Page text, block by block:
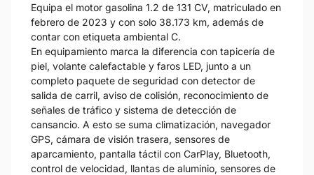
Equipa el motor gasolina 1.2 de 131 CV, matriculado en
febrero de 2023 y con solo 38.173 km, además de
contar con etiqueta ambiental C.
En equipamiento marca la diferencia con tapicería de
piel, volante calefactable y faros LED, junto a un
completo paquete de seguridad con detector de
salida de carril, aviso de colisión, reconocimiento de
señales de tráfico y sistema de detección de
cansancio. A esto se suma climatización, navegador
GPS, cámara de visión trasera, sensores de
aparcamiento, pantalla táctil con CarPlay, Bluetooth,
control de velocidad, llantas de aluminio, sensores de